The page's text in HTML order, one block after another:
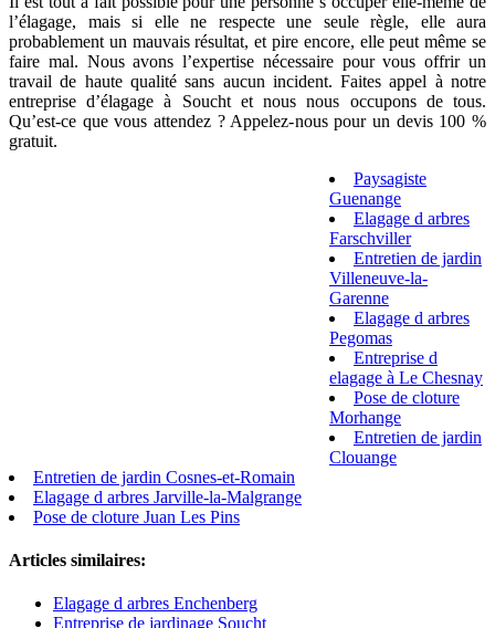
l’élagage, mais si elle ne respecte une seule règle, elle aura
probablement un mauvais résultat, et pire encore, elle peut même se
faire mal. Nous avons l’expertise nécessaire pour vous offrir un
travail de haute qualité sans aucun incident. Faites appel à notre
entreprise d’élagage à Soucht et nous nous occupons de tous.
Qu’est-ce que vous attendez ? Appelez-nous pour un devis 100 %
gratuit.
Paysagiste
Guenange
Elagage d arbres
Farschviller
Entretien de jardin
Villeneuve-la-
Garenne
Elagage d arbres
Pegomas
Entreprise d
elagage à Le Chesnay
Pose de cloture
Morhange
Entretien de jardin
Clouange
Entretien de jardin Cosnes-et-Romain
Elagage d arbres Jarville-la-Malgrange
Pose de cloture Juan Les Pins
Articles similaires:
Elagage d arbres Enchenberg
Entreprise de jardinage Soucht